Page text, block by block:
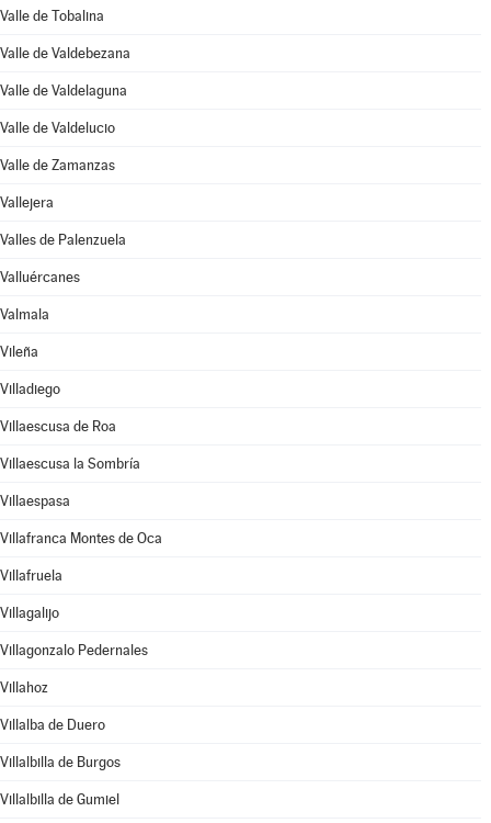
Valle de Tobalina
Valle de Valdebezana
Valle de Valdelaguna
Valle de Valdelucio
Valle de Zamanzas
Vallejera
Valles de Palenzuela
Valluércanes
Valmala
Vileña
Villadiego
Villaescusa de Roa
Villaescusa la Sombría
Villaespasa
Villafranca Montes de Oca
Villafruela
Villagalijo
Villagonzalo Pedernales
Villahoz
Villalba de Duero
Villalbilla de Burgos
Villalbilla de Gumiel